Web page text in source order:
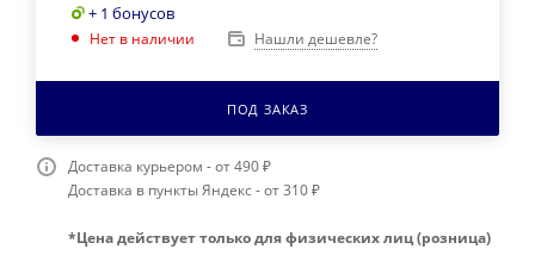
+ 1 бонусов
Нет в наличии Нашли дешевле?
ПОД ЗАКАЗ
Доставка курьером - от 490 ₽
Доставка в пункты Яндекс - от 310 ₽
*Цена действует только для физических лиц (розница)